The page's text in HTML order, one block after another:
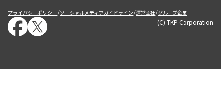
プライバシーポリシー/ソーシャルメディアガイドライン/運営会社/グループ企業
(C) TKP Corporation